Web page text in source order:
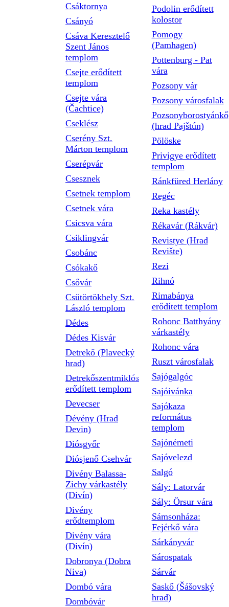
Csáktornya
Csányó
Csáva Keresztelő
Szent János
templom
Csejte erődített
templom
Csejte vára
(Čachtice)
Cseklész
Cserény Szt.
Márton templom
Cserépvár
Csesznek
Csetnek templom
Csetnek vára
Csicsva vára
Csiklingvár
Csobánc
Csókakő
Csővár
Csütörtökhely Szt.
László templom
Dédes
Dédes Kisvár
Detrekő (Plavecký
hrad)
Detrekőszentmiklós
erődített templom
Devecser
Dévény (Hrad
Devin)
Diósgyőr
Diósjenő Csehvár
Divény Balassa-
Zichy várkastély
(Divín)
Divény
erődtemplom
Divény vára
(Divín)
Dobronya (Dobra
Niva)
Dombó vára
Dombóvár
Podolin erődített
kolostor
Pomogy
(Pamhagen)
Pottenburg - Pat
vára
Pozsony vár
Pozsony városfalak
Pozsonyborostyánkő
(hrad Pajštún)
Pölöske
Privigye erődített
templom
Ránkfüred Herlány
Regéc
Reka kastély
Rékavár (Rákvár)
Revistye (Hrad
Revište)
Rezi
Rihnó
Rimabánya
erődített templom
Rohonc Batthyány
várkastély
Rohonc vára
Ruszt városfalak
Sajógalgóc
Sajóivánka
Sajókaza
református
templom
Sajónémeti
Sajóvelezd
Salgó
Sály: Latorvár
Sály: Örsur vára
Sámsonháza:
Fejérkő vára
Sárkányvár
Sárospatak
Sárvár
Saskő (Šášovský
hrad)